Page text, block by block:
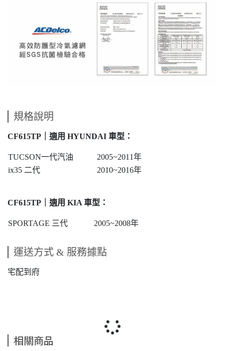
規格說明
CF615TP｜適用 HYUNDAI 車型：
TUCSON一代汽油
2005~2011年
ix35 二代
2010~2016年
CF615TP｜適用 KIA 車型：
SPORTAGE 三代 2005~2008年
運送方式 & 服務據點
宅配到府
相關商品